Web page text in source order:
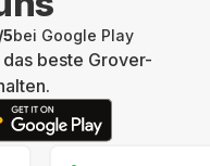
/5bei Google Play
beste Grover-